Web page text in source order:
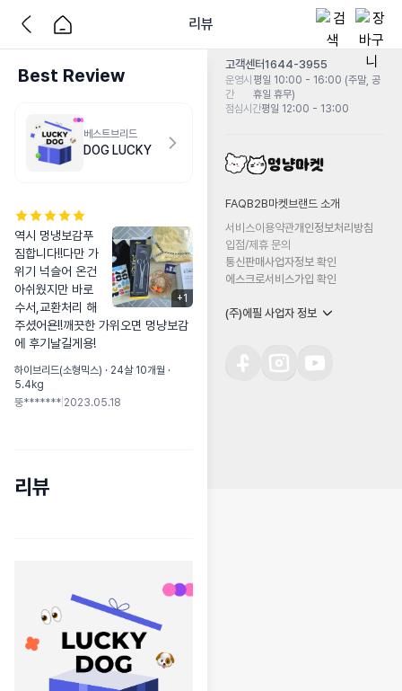
리뷰
Best Review
베스트브리드
DOG LUCKY
+1
역시 멍냉보감푸
짐합니다!!다만 가
위기 넉슬어 온건
아쉬웠지만 바로
수서,교환처리 해
주셨어욘!!깨끗한 가위오면 멍냥보감
에 후기날길게용!
하이브리드(소형믹스) · 24살 10개월 ·
5.4kg
뚱******* 2023.05.18
리뷰
고객센터1644-3955
운영시
간
평일 10:00 - 16:00 (주말, 공
휴일 휴무)
점심시간평일 12:00 - 13:00
FAQB2B마켓 브랜드 소개
서비스이용약관개인정보처리방침
입점/제휴 문의
통신판매사업자정보 확인
에스크로서비스가입 확인
(주)에필 사업자 정보